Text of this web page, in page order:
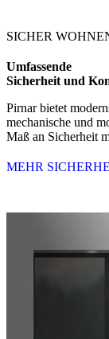
SICHER
Umfassende
Sicherheit und
Pirnar bietet
mechanische und
Maß an Sicherheit
MEHR